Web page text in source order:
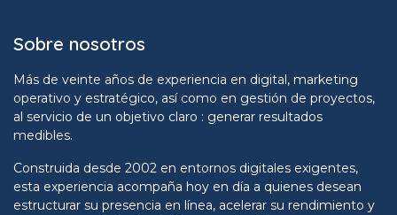
Sobre nosotros
Más de veinte años de experiencia en digital, marketing
operativo y estratégico, así como en gestión de proyectos,
al servicio de un objetivo claro : generar resultados
medibles.
Construida desde 2002 en entornos digitales exigentes,
esta experiencia acompaña hoy en día a quienes desean
estructurar su presencia en línea, acelerar su rendimiento y